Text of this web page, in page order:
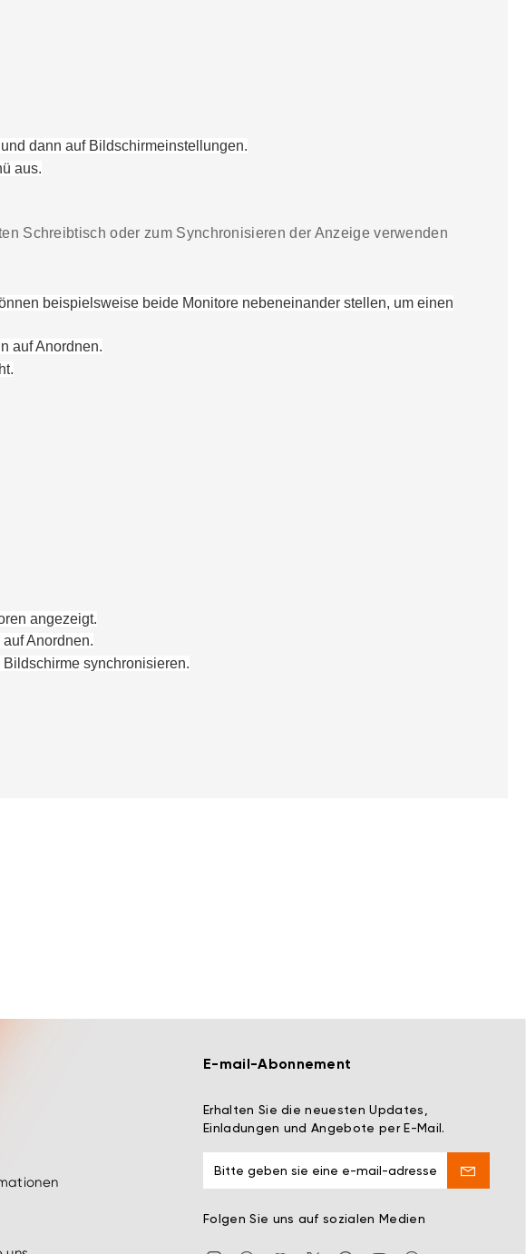
und dann auf Bildschirmeinstellungen.
aus.
Schreibtisch oder zum Synchronisieren der Anzeige verwenden
beispielsweise beide Monitore nebeneinander stellen, um einen
aufAnordnen.
.
angezeigt.
aufAnordnen.
Bildschirme synchronisieren.
E-mail-Abonnement
Erhalten Sie die neuesten Updates,
Einladungen und Angebote per E-Mail.
Folgen Sie uns auf sozialen Medien